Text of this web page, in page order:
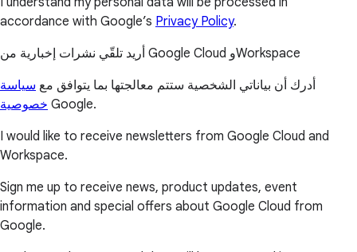
accordance with Google’s Privacy Policy.
أريد تلقّي نشرات إخبارية من Google Cloud وWorkspace
أدرك أن بياناتي الشخصية ستتم معالجتها بما يتوافق مع سياسة
خصوصية Google.
I would like to receive newsletters from Google Cloud and
Workspace.
Sign me up to receive news, product updates, event
information and special offers about Google Cloud from
Google.